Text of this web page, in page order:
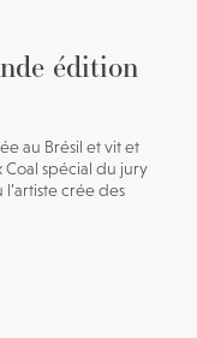
édition
au Brésil et vit et
Coal spécial du jury
crée des